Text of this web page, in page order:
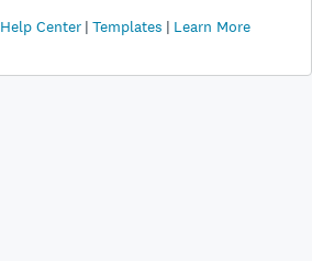
Help Center Templates Learn More